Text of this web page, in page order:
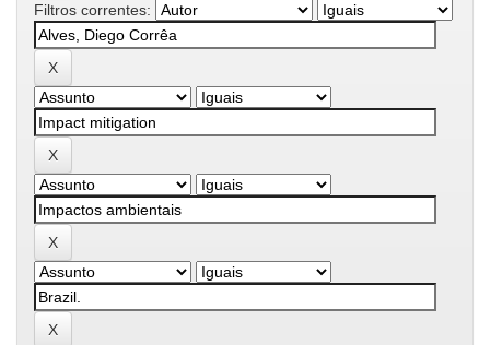
Filtros correntes: